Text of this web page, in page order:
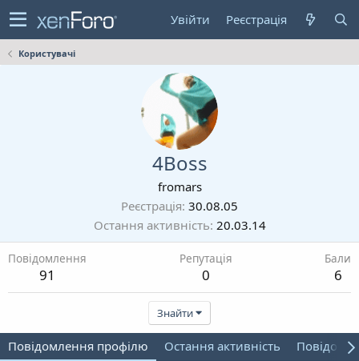
Увійти Реєстрація
Користувачі
4Boss
fromars
Реєстрація 30.08.05
Остання активність 20.03.14
Повідомлення
91
Репутація
0
Бали
6
Знайти
Повідомлення профілю Остання активність